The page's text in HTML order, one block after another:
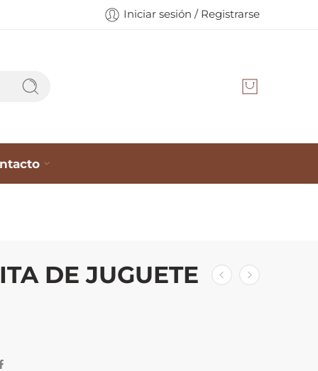
Iniciar sesión / Registrarse
DE JUGUETE